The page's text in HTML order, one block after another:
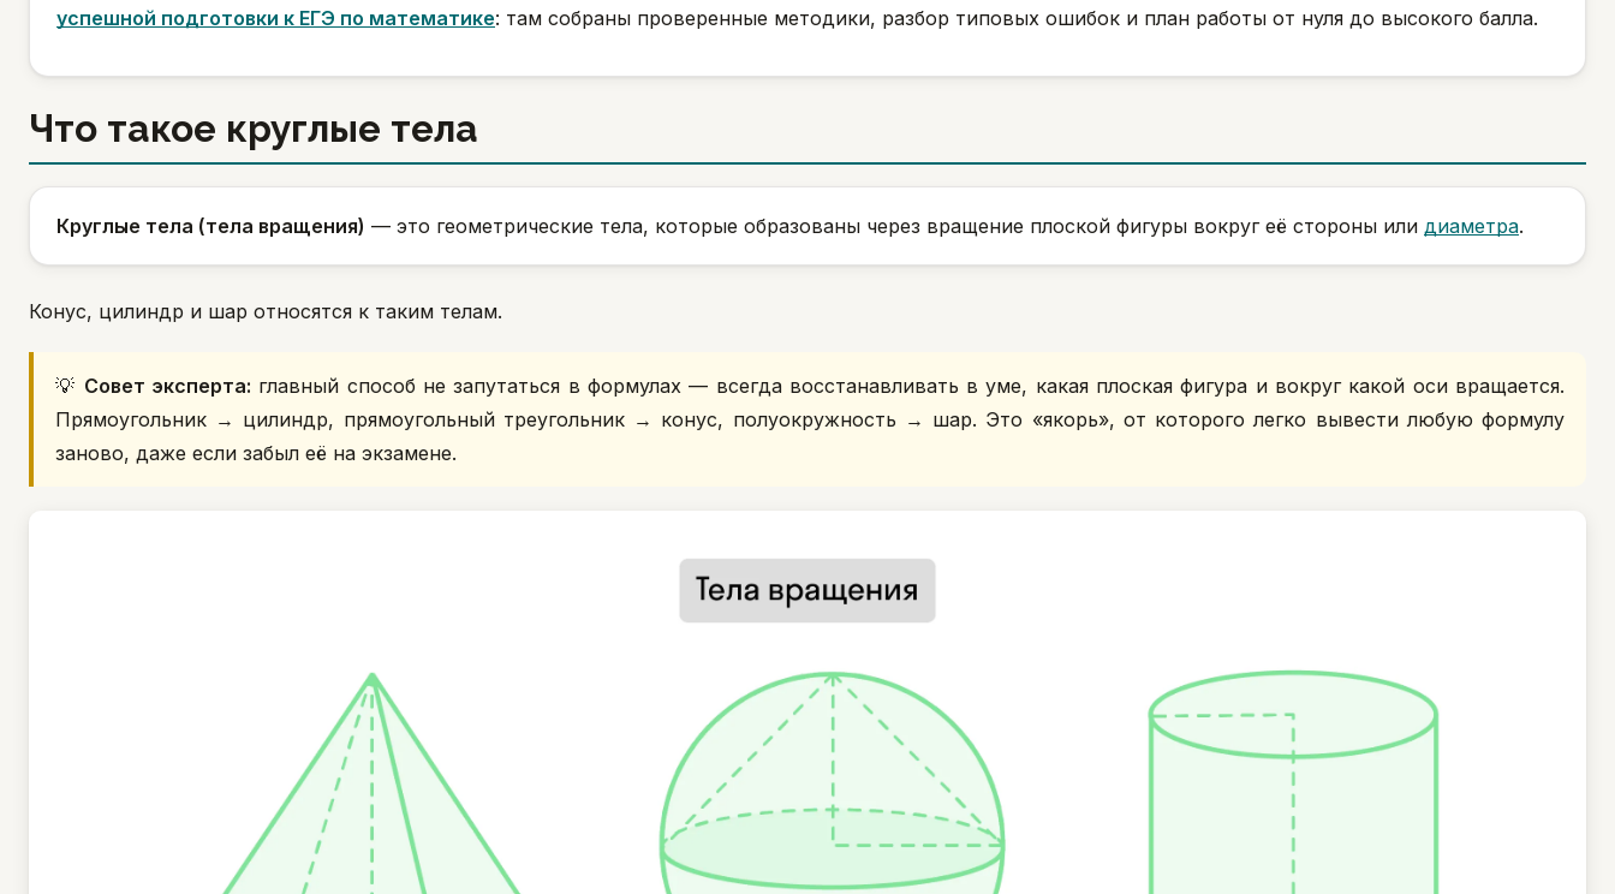
успешной подготовки к ЕГЭ по математике: там собраны проверенные методики, разбор типовых ошибок и план работы от нуля до высокого балла.
Что такое круглые тела
Круглые тела (тела вращения) — это геометрические тела, которые образованы через вращение плоской фигуры вокруг её стороны или диаметра.
Конус, цилиндр и шар относятся к таким телам.
💡 Совет эксперта: главный способ не запутаться в формулах — всегда восстанавливать в уме, какая плоская фигура и вокруг какой оси вращается.
Прямоугольник → цилиндр, прямоугольный треугольник → конус, полуокружность → шар. Это «якорь», от которого легко вывести любую формулу
заново, даже если забыл её на экзамене.